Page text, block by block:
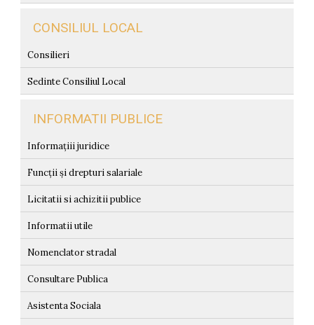
CONSILIUL LOCAL
Consilieri
Sedinte Consiliul Local
INFORMATII PUBLICE
Informațiii juridice
Funcții și drepturi salariale
Licitatii si achizitii publice
Informatii utile
Nomenclator stradal
Consultare Publica
Asistenta Sociala